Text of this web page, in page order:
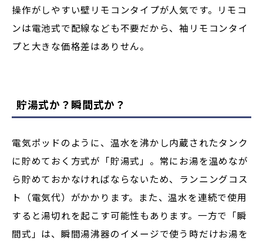
操作がしやすい壁リモコンタイプが人気です。リモコ
ンは電池式で配線なども不要だから、袖リモコンタイ
プと大きな価格差はありせん。
貯湯式か？瞬間式か？
電気ポッドのように、温水を沸かし内蔵されたタンク
に貯めておく方式が「貯湯式」。常にお湯を温めなが
ら貯めておかなければならないため、ランニングコス
ト（電気代）がかかります。また、温水を連続で使用
すると湯切れを起こす可能性もあります。一方で「瞬
間式」は、瞬間湯沸器のイメージで使う時だけお湯を